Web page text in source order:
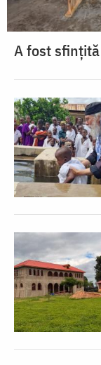
A fost